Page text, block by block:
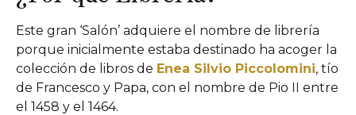
Este gran ‘Salón’ adquiere el nombre de librería
porque inicialmente estaba destinado ha acoger la
colección de libros de Enea Silvio Piccolomini, tío
de Francesco y Papa, con el nombre de Pio II entre
el 1458 y el 1464.